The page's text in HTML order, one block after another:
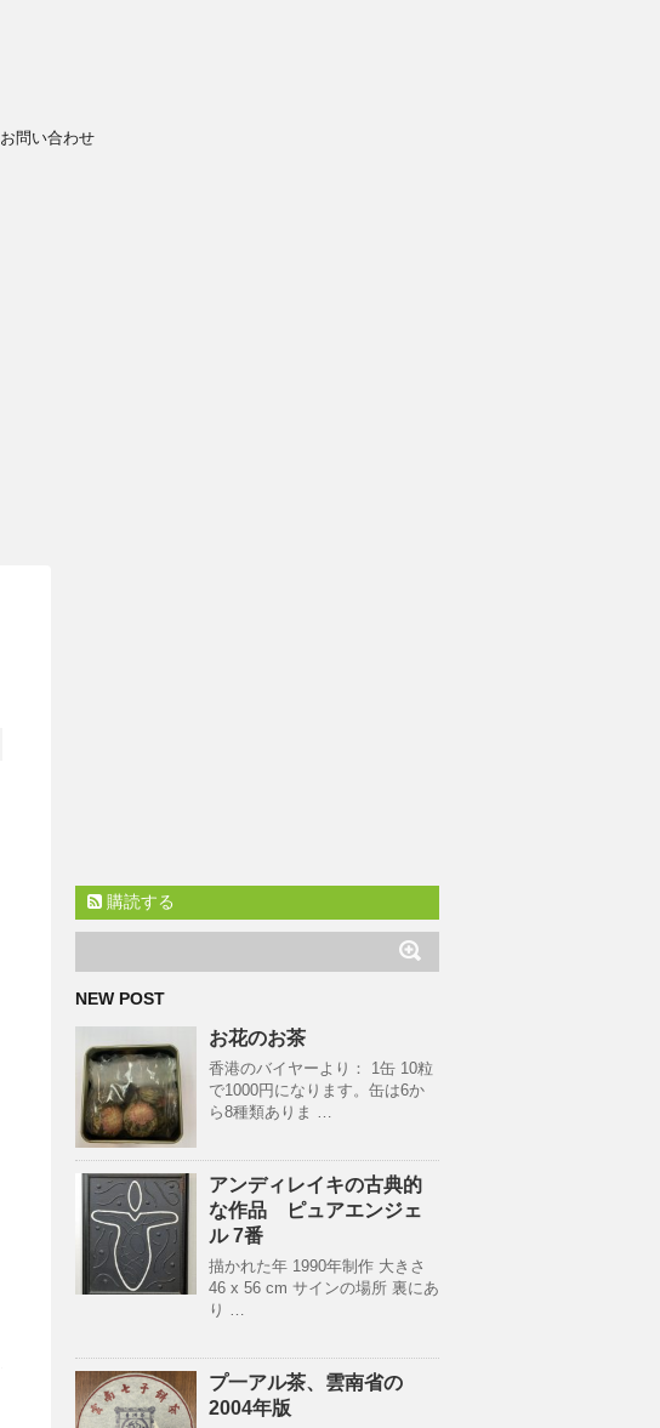
お問い合わせ
購読する
NEW POST
お花のお茶
香港のバイヤーより： 1缶 10粒
で1000円になります。缶は6か
ら8種類ありま …
アンディレイキの古典的
な作品 ピュアエンジェ
ル 7番
描かれた年 1990年制作 大きさ
46 x 56 cm サインの場所 裏にあ
り …
プ一アル茶、雲南省の
2004年版